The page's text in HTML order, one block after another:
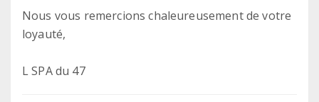
Nous vous remercions chaleureusement de votre
loyauté,
L SPA du 47